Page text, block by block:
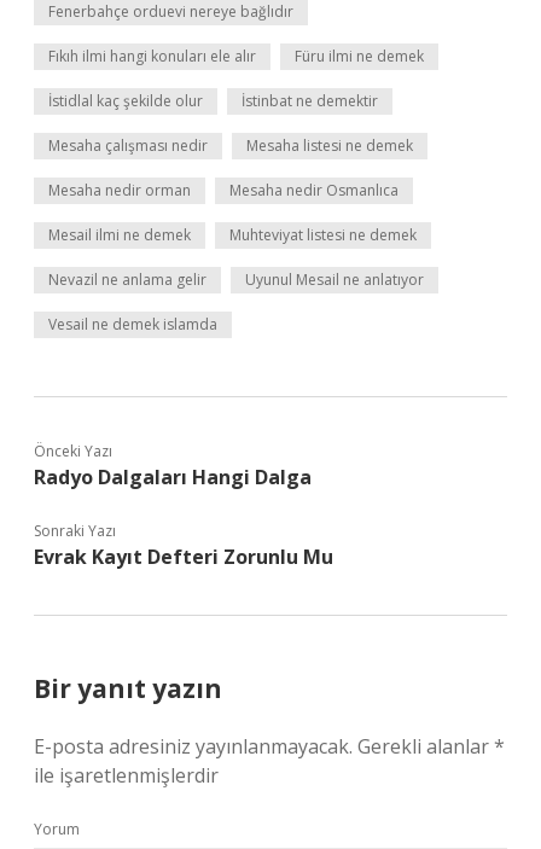
Fenerbahçe orduevi nereye bağlıdır
Fıkıh ilmi hangi konuları ele alır Füru ilmi ne demek
İstidlal kaç şekilde olur İstinbat ne demektir
Mesaha çalışması nedir Mesaha listesi ne demek
Mesaha nedir orman Mesaha nedir Osmanlıca
Mesail ilmi ne demek Muhteviyat listesi ne demek
Nevazil ne anlama gelir Uyunul Mesail ne anlatıyor
Vesail ne demek islamda
Önceki Yazı
Radyo Dalgaları Hangi Dalga
Sonraki Yazı
Evrak Kayıt Defteri Zorunlu Mu
Bir yanıt yazın
E-posta adresiniz yayınlanmayacak. Gerekli alanlar*
ile işaretlenmişlerdir
Yorum